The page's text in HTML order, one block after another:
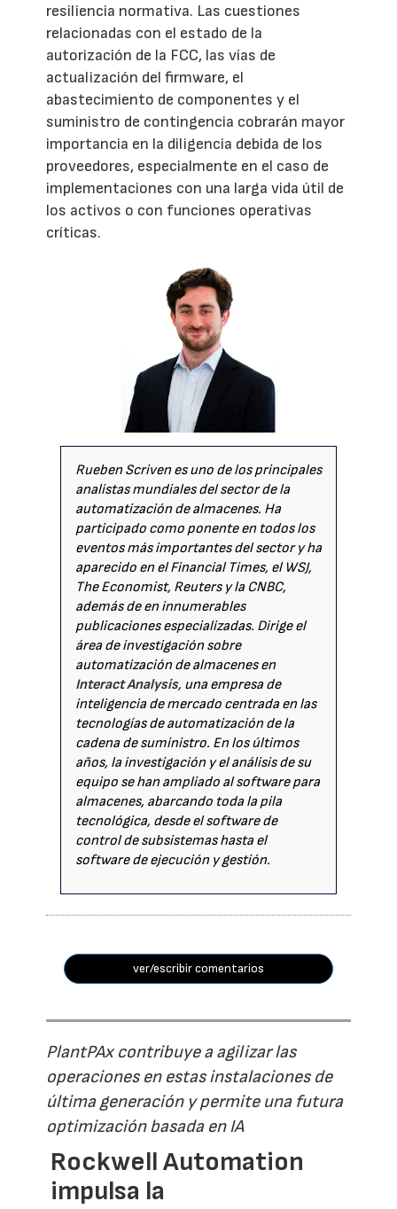
resiliencia normativa. Las cuestiones
relacionadas con el estado de la
autorización de la FCC, las vías de
actualización del firmware, el
abastecimiento de componentes y el
suministro de contingencia cobrarán mayor
importancia en la diligencia debida de los
proveedores, especialmente en el caso de
implementaciones con una larga vida útil de
los activos o con funciones operativas
críticas.
Rueben Scriven es uno de los principales
analistas mundiales del sector de la
automatización de almacenes. Ha
participado como ponente en todos los
eventos más importantes del sector y ha
aparecido en el Financial Times, el WSJ,
The Economist, Reuters y la CNBC,
además de en innumerables
publicaciones especializadas. Dirige el
área de investigación sobre
automatización de almacenes en
Interact Analysis, una empresa de
inteligencia de mercado centrada en las
tecnologías de automatización de la
cadena de suministro. En los últimos
años, la investigación y el análisis de su
equipo se han ampliado al software para
almacenes, abarcando toda la pila
tecnológica, desde el software de
control de subsistemas hasta el
software de ejecución y gestión.
ver/escribir comentarios
PlantPAx contribuye a agilizar las
operaciones en estas instalaciones de
última generación y permite una futura
optimización basada en IA
Rockwell Automation
impulsa la